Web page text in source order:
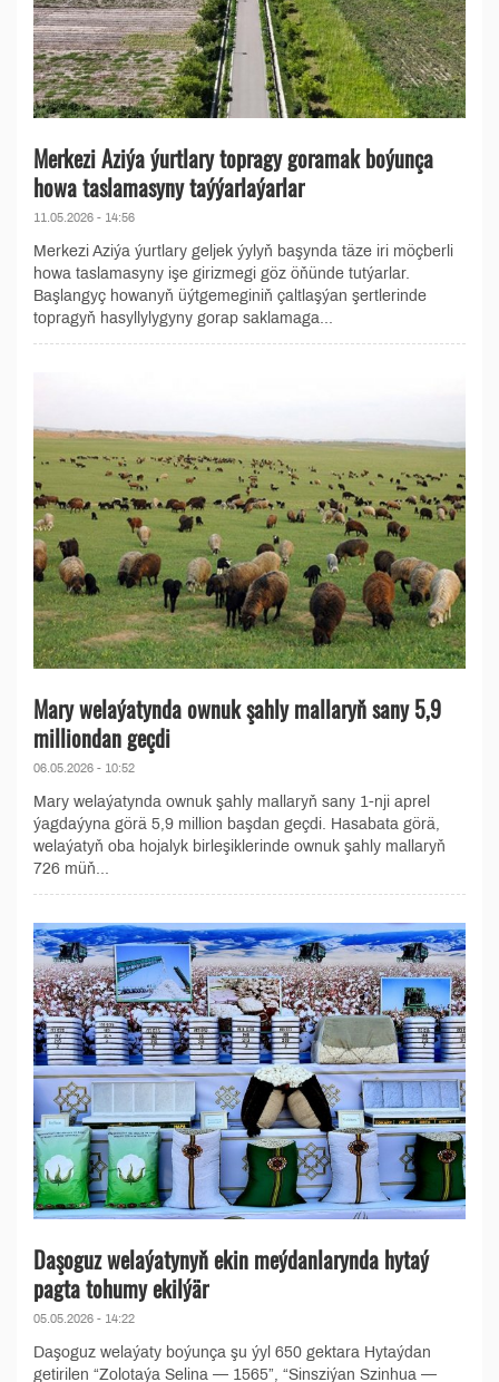
Merkezi Aziýa ýurtlary topragy goramak boýunça
howa taslamasyny taýýarlaýarlar
11.05.2026 - 14:56
Merkezi Aziýa ýurtlary geljek ýylyň başynda täze iri möçberli
howa taslamasyny işe girizmegi göz öňünde tutýarlar.
Başlangyç howanyň üýtgemeginiň çaltlaşýan şertlerinde
topragyň hasyllylygyny gorap saklamaga...
Mary welaýatynda ownuk şahly mallaryň sany 5,9
milliondan geçdi
06.05.2026 - 10:52
Mary welaýatynda ownuk şahly mallaryň sany 1-nji aprel
ýagdaýyna görä 5,9 million başdan geçdi. Hasabata görä,
welaýatyň oba hojalyk birleşiklerinde ownuk şahly mallaryň
726 müň...
Daşoguz welaýatynyň ekin meýdanlarynda hytaý
pagta tohumy ekilýär
05.05.2026 - 14:22
Daşoguz welaýaty boýunça şu ýyl 650 gektara Hytaýdan
getirilen “Zolotaýa Selina — 1565”, “Sinsziýan Szinhua —